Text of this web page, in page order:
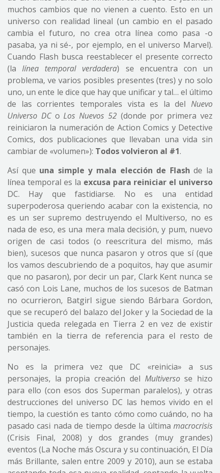
muchos cambios que no vienen a cuento. Esto en un
universo con realidad lineal (un cambio en el pasado
cambia el futuro, no crea otra línea como pasa -o
pasaba, ya ni sé-, por ejemplo, en el universo Marvel).
Cuando Flash busca reestablecer el presente correcto
(lalínea temporal verdadera) se encuentra con un
problema, ve varios posibles presentes (tres) y no solo
uno, un ente le dice que hay que unificar y tal… el último
de las corrientes temporales vista es la del Nuevo
Universo DCoLos Nuevos 52(donde por primera vez
reiniciaron la numeración de Action Comics y Detective
Comics, dos publicaciones que llevaban una vida sin
cambiar de «volumen»): Todos volvieron al #1.
Así que una simple y mala elección de Flash de la
línea temporal es la excusa para reiniciar el universo
DC. Hay que fastidiarse. No es una entidad
superpoderosa queriendo acabar con la existencia, no
es un ser supremo destruyendo el Multiverso, no es
nada de eso, es una mera mala decisión, y pum, nuevo
origen de casi todos (o reescritura del mismo, más
bien), sucesos que nunca pasaron y otros que sí (que
los vamos descubriendo de a poquitos, hay que asumir
que no pasaron), por decir un par, Clark Kent nunca se
casó con Lois Lane, muchos de los sucesos de Batman
no ocurrieron, Batgirl sigue siendo Bárbara Gordon,
que se recuperó del balazo del Joker y la Sociedad de la
Justicia queda relegada en Tierra 2 en vez de existir
también en la tierra de referencia para el resto de
personajes.
No es la primera vez que DC «reinicia» a sus
personajes, la propia creación del Multiversose hizo
para ello (con esos dos Superman paralelos), y otras
destrucciones del universo DC las hemos vivido en el
tiempo, la cuestión es tanto cómo como cuándo, no ha
pasado casi nada de tiempo desde la última macrocrisis
(Crisis Final, 2008) y dos grandes (muy grandes)
eventos (La Noche más Oscura y su continuación, El Día
más Brillante, salen entre 2009 y 2010), aun se estaba